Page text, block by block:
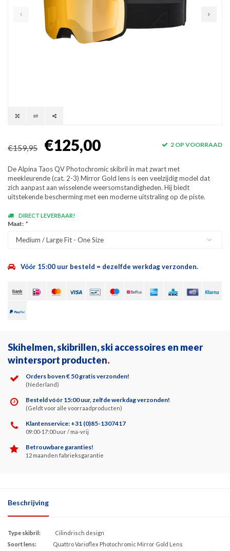
€159,95 €125,00 2 OP VOORRAAD
De Alpina Taos QV Photochromic skibril in mat zwart met
meekleurende (cat. 2-3) Mirror Gold lens is een veelzijdig model dat
zich aanpast aan wisselende weersomstandigheden. Hij biedt
uitstekende bescherming met een moderne uitstraling op de piste.
DIRECT LEVERBAAR!
Maat: *
Medium / Large Fit - One Size
Vóór 15:00 uur besteld = dezelfde werkdag verzonden.
Skihelmen, skibrillen, ski accessoires en meer
wintersport producten.
Orders boven € 50 gratis verzonden!
(Nederland)
Besteld vóór 15:00 uur, zelfde werkdag verzonden!
(Geldt voor alle voorraadproducten)
Klantenservice: +31 (0)85-1307417
09:00-17:00 uur / ma-vrij
Betrouwbare garanties!
12 maanden fabrieksgarantie
Beschrijving
Type skibril: Cilindrisch design
Soort lens: Quattro Varioflex Photochromic Mirror Gold Lens